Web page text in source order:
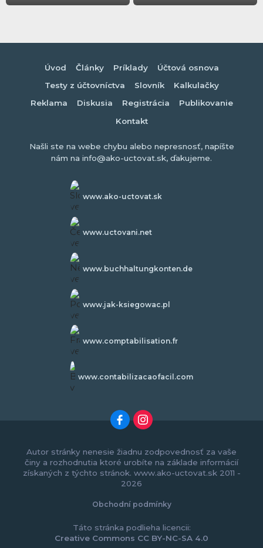
Úvod Články Príklady
Účtová osnova
Testy z účtovníctva
Slovník
Kalkulačky
Reklama
Diskusia Registrácia
Publikovanie
Kontakt
Našli ste na webe chybu alebo nepresnosť, napíšte
nám na info@ako-uctovat.sk, ďakujeme.
www.ako-uctovat.sk
www.uctovani.net
www.buchhaltungkonten.de
www.jak-ksiegowac.pl
www.comptabilisation.fr
www.contabilizacaofacil.com
Autor stránky nenesie žiadnu zodpovednosť za vaše
činy a rozhodnutia ktoré urobíte na základe informácií
získaných z týchto stránok. www.ako-uctovat.sk 2011 -
2026
Obchodní podmínky
Táto stránka podlieha licencii:
Creative Commons CC BY-NC-SA 4.0